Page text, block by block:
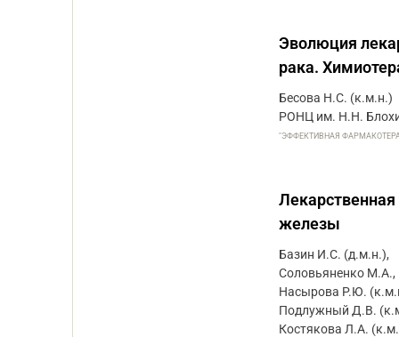
Эволюция
рака.
Бесова Н.С. (к.м.н.)
РОНЦ им. Н.Н.
"ЭФФЕКТИВНАЯ
железы
Базин И.С. (д.м.н.),
Соловьяненко М.А.,
Насырова Р.Ю.
Подлужный Д.В.
Костякова Л.А.